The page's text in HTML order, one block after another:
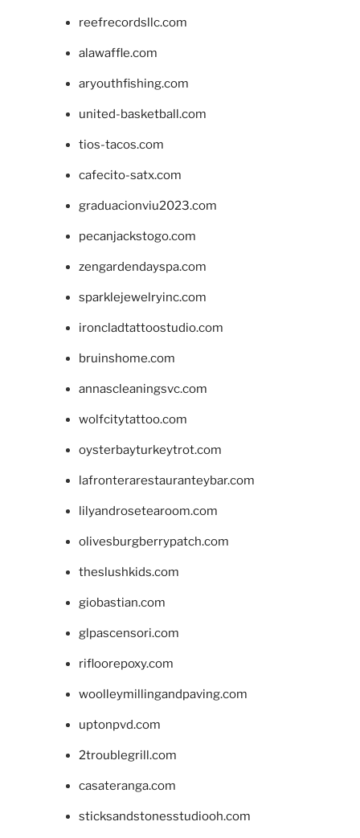
reefrecordsllc.com
alawaffle.com
aryouthfishing.com
united-basketball.com
tios-tacos.com
cafecito-satx.com
graduacionviu2023.com
pecanjackstogo.com
zengardendayspa.com
sparklejewelryinc.com
ironcladtattoostudio.com
bruinshome.com
annascleaningsvc.com
wolfcitytattoo.com
oysterbayturkeytrot.com
lafronterarestauranteybar.com
lilyandrosetearoom.com
olivesburgberrypatch.com
theslushkids.com
giobastian.com
glpascensori.com
rifloorepoxy.com
woolleymillingandpaving.com
uptonpvd.com
2troublegrill.com
casateranga.com
sticksandstonesstudiooh.com